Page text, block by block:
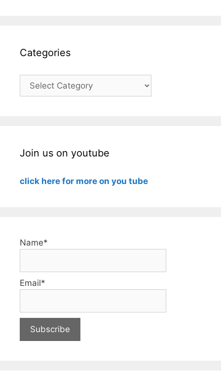
Categories
Categories
Join us on youtube
click here for more on you tube
Name*
Email*